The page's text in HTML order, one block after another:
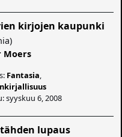
kirjojen kaupunki
)
Moers
Fantasia
syyskuu 6, 2008
lupaus